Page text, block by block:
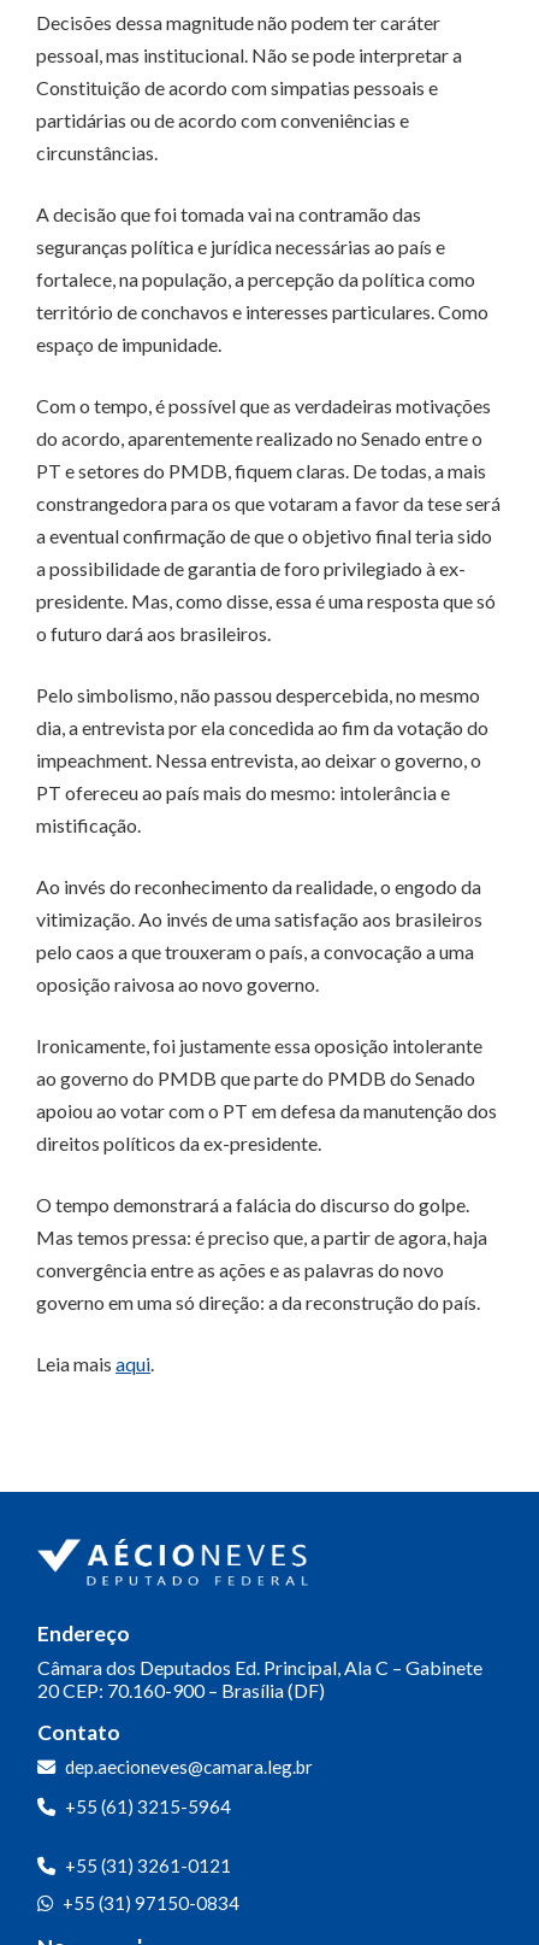
Decisões dessa magnitude não podem ter caráter
pessoal, mas institucional. Não se pode interpretar a
Constituição de acordo com simpatias pessoais e
partidárias ou de acordo com conveniências e
circunstâncias.
A decisão que foi tomada vai na contramão das
seguranças política e jurídica necessárias ao país e
fortalece, na população, a percepção da política como
território de conchavos e interesses particulares. Como
espaço de impunidade.
Com o tempo, é possível que as verdadeiras motivações
do acordo, aparentemente realizado no Senado entre o
PT e setores do PMDB, fiquem claras. De todas, a mais
constrangedora para os que votaram a favor da tese será
a eventual confirmação de que o objetivo final teria sido
a possibilidade de garantia de foro privilegiado à ex-
presidente. Mas, como disse, essa é uma resposta que só
o futuro dará aos brasileiros.
Pelo simbolismo, não passou despercebida, no mesmo
dia, a entrevista por ela concedida ao fim da votação do
impeachment. Nessa entrevista, ao deixar o governo, o
PT ofereceu ao país mais do mesmo: intolerância e
mistificação.
Ao invés do reconhecimento da realidade, o engodo da
vitimização. Ao invés de uma satisfação aos brasileiros
pelo caos a que trouxeram o país, a convocação a uma
oposição raivosa ao novo governo.
Ironicamente, foi justamente essa oposição intolerante
ao governo do PMDB que parte do PMDB do Senado
apoiou ao votar com o PT em defesa da manutenção dos
direitos políticos da ex-presidente.
O tempo demonstrará a falácia do discurso do golpe.
Mas temos pressa: é preciso que, a partir de agora, haja
convergência entre as ações e as palavras do novo
governo em uma só direção: a da reconstrução do país.
Leia mais aqui.
Endereço
Câmara dos Deputados Ed. Principal, Ala C – Gabinete
20CEP: 70.160-900 – Brasília (DF)
Contato
dep.aecioneves@camara.leg.br
+55 (61) 3215-5964
+55 (31) 3261-0121
+55 (31) 97150-0834